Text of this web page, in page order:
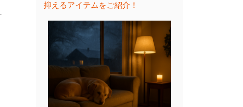
抑えるアイテムをご紹介！